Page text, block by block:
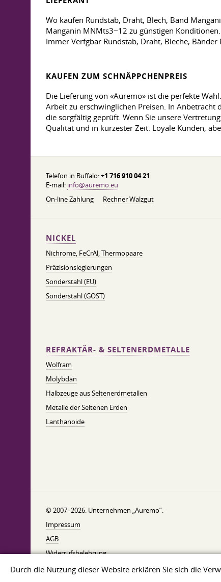
Durch die Nutzung dieser Website erklären Sie sich die
Wo kaufen Rundstab, Draht, Blech, Band
Manganin MNMts3−12 zu günstigen
Immer Verfgbar Rundstab, Draht, Bleche,
KAUFEN ZUM SCHNÄPPCHENPREIS
Die Lieferung von «Auremo» ist die perfekte
Arbeit zu erschwinglichen Preisen. In
die sorgfältig geprüft. Wenn Sie unsere
Qualität und in kürzester Zeit. Loyale Kunden,
Telefon in Buffalo:+1 716 910 04 21
E-mail: info@auremo.eu
On-line Zahlung
Rechner Walzgut
NICKEL
Nichrome, FeСrAl, ​​Thermopaare
Präzisionslegierungen
Sonderstahl (EU)
Sonderstahl (GOST)
REFRAKTÄR- & SELTENERDMETALLE
Wolfram
Molybdän
Halbzeuge aus Seltenerdmetallen
Metalle der Seltenen Erden
Lanthanoide
© 2007–2026. Unternehmen „Auremo”.
Impressum
AGB
Widerrufsbelehrung
Datenschutzerklärung